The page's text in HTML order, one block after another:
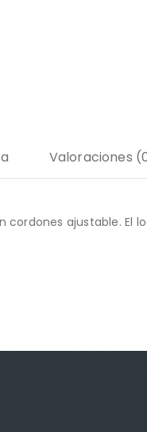
Valoraciones
ajustable. El